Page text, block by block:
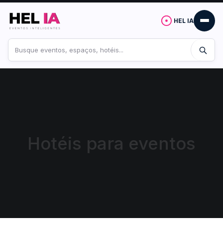
HEL IA
no
site
Hotéis para eventos